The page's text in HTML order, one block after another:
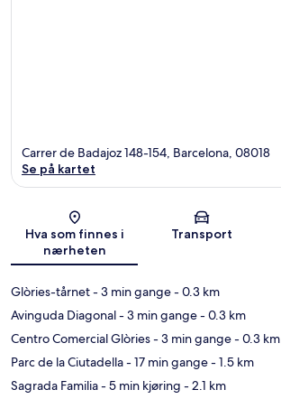
Kart
Carrer de Badajoz 148-154, Barcelona, 08018
Se på kartet
Hva som finnes i
nærheten
Transport
Glòries-tårnet- 3 min gange- 0.3 km
Avinguda Diagonal- 3 min gange- 0.3 km
Centro Comercial Glòries- 3 min gange- 0.3 km
Parc de la Ciutadella- 17 min gange- 1.5 km
Sagrada Familia- 5 min kjøring - 2.1 km